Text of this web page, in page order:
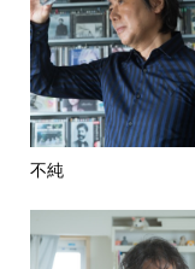
不純